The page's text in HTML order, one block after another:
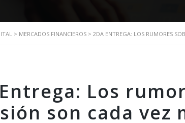
> MERCADOS FINANCIEROS > 2DA ENTREGA: LOS RUMORES
Los
son cada vez